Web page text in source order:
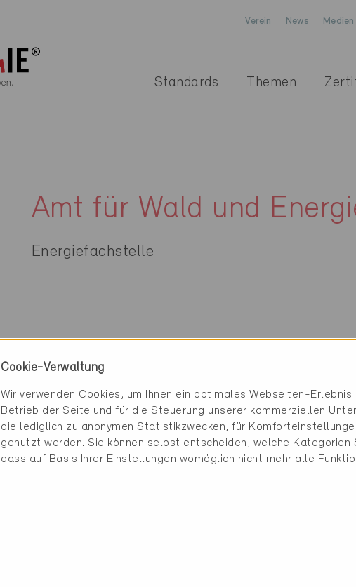
Verein News Medien
Standards Themen
Amt für Wald und
Energiefachstelle
Energiefachstelle
Stansstaderstrasse 59
6371 Stans
Cookie-Verwaltung
Wir verwenden Cookies, um Ihnen ein optimales Webseiten-
Betrieb der Seite und für die Steuerung unserer kommerziellen
die lediglich zu anonymen Statistikzwecken, für
genutzt werden. Sie können selbst entscheiden, welche
dass auf Basis Ihrer Einstellungen womöglich nicht mehr alle